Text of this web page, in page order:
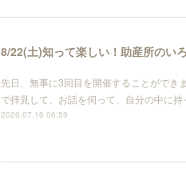
8/22(土)知って楽しい！助産所のい
先日、無事に3回目を開催することができ
で拝見して、お話を伺って、自分の中に
2026.07.16 06:59